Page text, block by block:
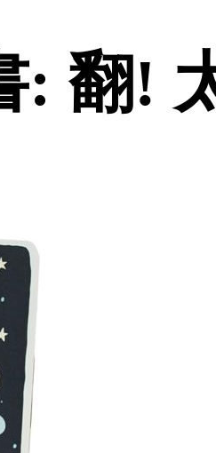
: 翻!